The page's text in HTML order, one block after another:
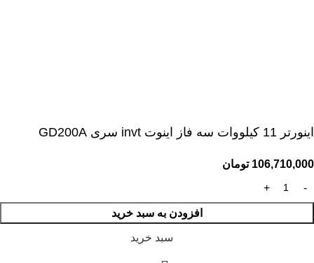
اينورتر 11 کیلووات سه فاز اینوت invt سری GD200A
106,710,000 تومان
افزودن به سبد خرید
سبد خرید